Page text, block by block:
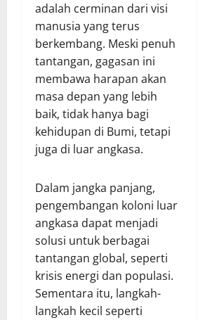
adalah cerminan dari visi
manusia yang terus
berkembang. Meski penuh
tantangan, gagasan ini
membawa harapan akan
masa depan yang lebih
baik, tidak hanya bagi
kehidupan di Bumi, tetapi
juga di luar angkasa.
Dalam jangka panjang,
pengembangan koloni luar
angkasa dapat menjadi
solusi untuk berbagai
tantangan global, seperti
krisis energi dan populasi.
Sementara itu, langkah-
langkah kecil seperti